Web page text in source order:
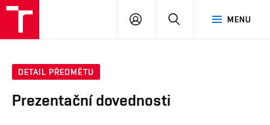
MENU
PŘIHLÁSIT
DETAIL PŘEDMĚTU
Prezentační dovednosti